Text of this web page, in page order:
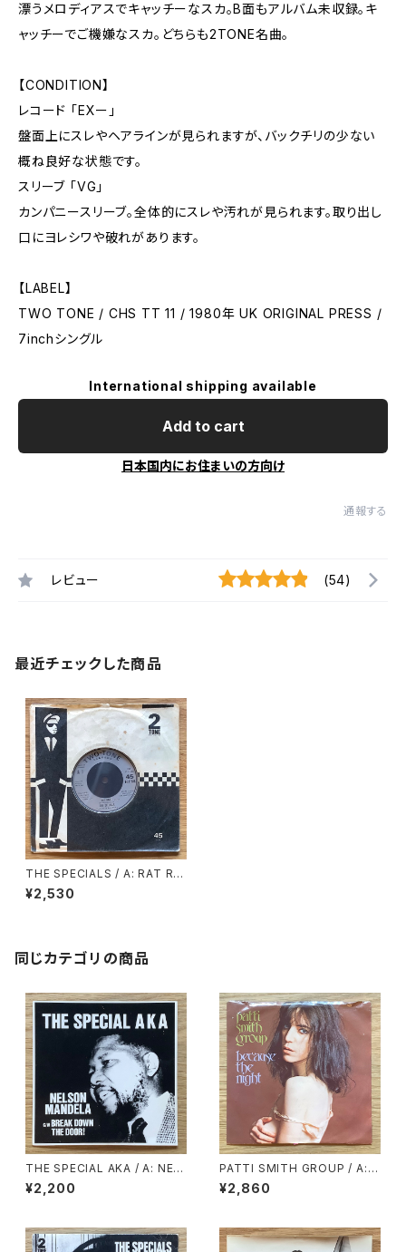
漂うメロディアスでキャッチーなスカ。B面もアルバム未収録。キ
ャッチーでご機嫌なスカ。どちらも2TONE名曲。
【CONDITION】
レコード 「EXー」
盤面上にスレやヘアラインが見られますが、バックチリの少ない
概ね良好な状態です。
スリーブ 「VG」
カンパニースリーブ。全体的にスレや汚れが見られます。取り出し
口にヨレシワや破れがあります。
【LABEL】
TWO TONE / CHS TT 11 / 1980年 UK ORIGINAL PRESS /
7inchシングル
International shipping available
Add to cart
日本国内にお住まいの方向け
通報する
レビュー (54)
最近チェックした商品
THE SPECIALS / A: RAT RA
CE / B: RUDE BUOYS OUTA
JAIL
¥2,530
同じカテゴリの商品
THE SPECIAL AKA / A: NEL
SON MANDELA / B: BREAK
DOWN THE DOOR!
¥2,200
PATTI SMITH GROUP / A: B
ECAUSE THE NIGHT / B: G
OD SPEED
¥2,860